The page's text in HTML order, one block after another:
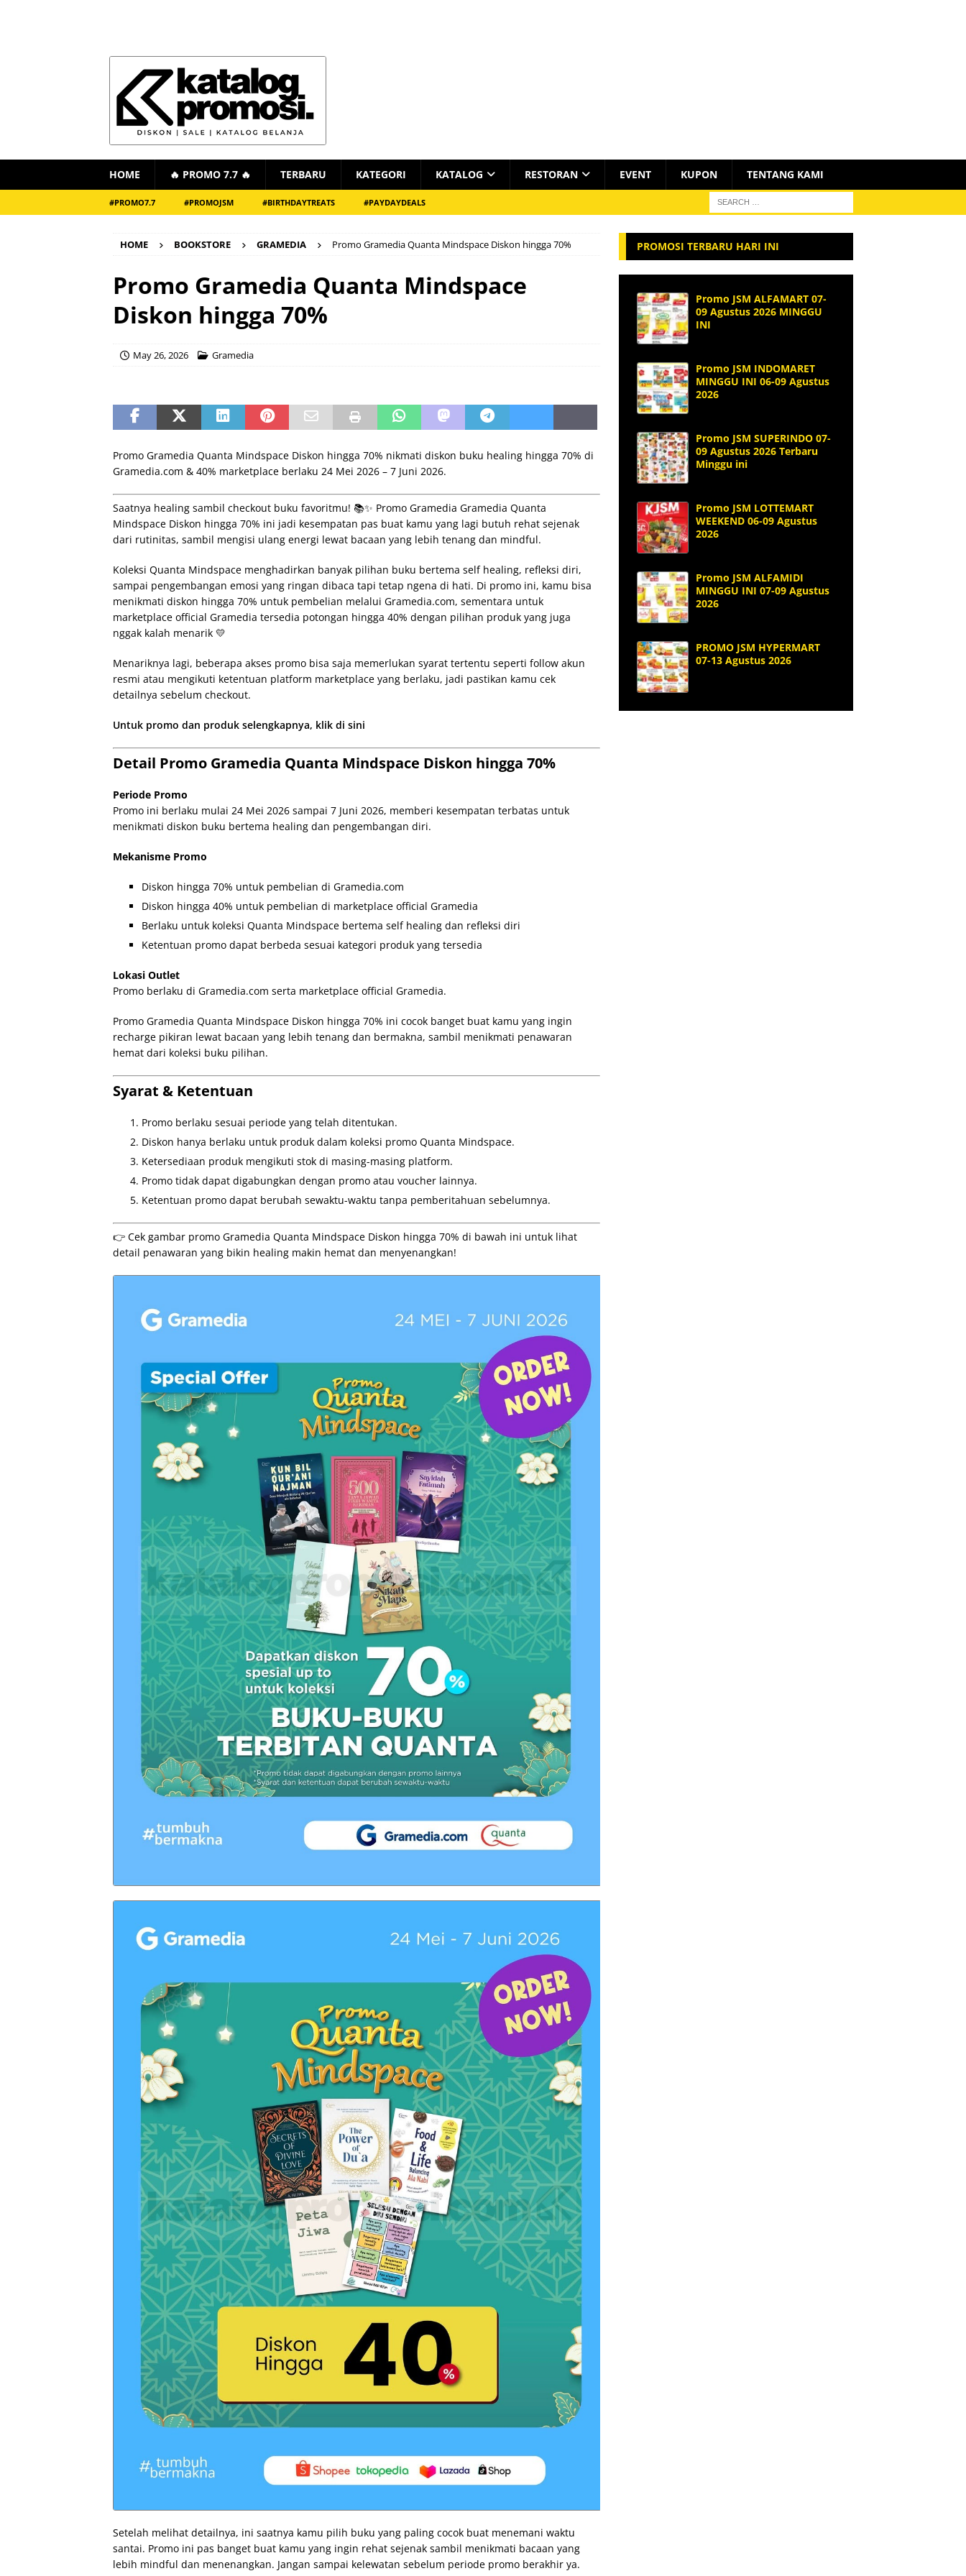
HOME 🔥 PROMO 7.7 🔥 TERBARU KATEGORI KATALOG RESTORAN EVENT KUPON TENTANG KAMI
#PROMO7.7 #PROMOJSM #BIRTHDAYTREATS #PAYDAYDEALS
HOME BOOKSTORE GRAMEDIA Promo Gramedia Quanta Mindspace Diskon hingga 70%
Promo Gramedia Quanta Mindspace
Diskon hingga 70%
May 26, 2026 Gramedia
Promo Gramedia Quanta Mindspace Diskon hingga 70% nikmati diskon buku healing hingga 70% di
Gramedia.com & 40% marketplace berlaku 24 Mei 2026 – 7 Juni 2026.
Saatnya healing sambil checkout buku favoritmu! 📚✨ Promo Gramedia Gramedia Quanta
Mindspace Diskon hingga 70% ini jadi kesempatan pas buat kamu yang lagi butuh rehat sejenak
dari rutinitas, sambil mengisi ulang energi lewat bacaan yang lebih tenang dan mindful.
Koleksi Quanta Mindspace menghadirkan banyak pilihan buku bertema self healing, refleksi diri,
sampai pengembangan emosi yang ringan dibaca tapi tetap ngena di hati. Di promo ini, kamu bisa
menikmati diskon hingga 70% untuk pembelian melalui Gramedia.com, sementara untuk
marketplace official Gramedia tersedia potongan hingga 40% dengan pilihan produk yang juga
nggak kalah menarik 💛
Menariknya lagi, beberapa akses promo bisa saja memerlukan syarat tertentu seperti follow akun
resmi atau mengikuti ketentuan platform marketplace yang berlaku, jadi pastikan kamu cek
detailnya sebelum checkout.
Untuk promo dan produk selengkapnya, klik di sini
Detail Promo Gramedia Quanta Mindspace Diskon hingga 70%
Periode Promo
Promo ini berlaku mulai 24 Mei 2026 sampai 7 Juni 2026, memberi kesempatan terbatas untuk
menikmati diskon buku bertema healing dan pengembangan diri.
Mekanisme Promo
Diskon hingga 70% untuk pembelian di Gramedia.com
Diskon hingga 40% untuk pembelian di marketplace official Gramedia
Berlaku untuk koleksi Quanta Mindspace bertema self healing dan refleksi diri
Ketentuan promo dapat berbeda sesuai kategori produk yang tersedia
Lokasi Outlet
Promo berlaku di Gramedia.com serta marketplace official Gramedia.
Promo Gramedia Quanta Mindspace Diskon hingga 70% ini cocok banget buat kamu yang ingin
recharge pikiran lewat bacaan yang lebih tenang dan bermakna, sambil menikmati penawaran
hemat dari koleksi buku pilihan.
Syarat & Ketentuan
Promo berlaku sesuai periode yang telah ditentukan.
Diskon hanya berlaku untuk produk dalam koleksi promo Quanta Mindspace.
Ketersediaan produk mengikuti stok di masing-masing platform.
Promo tidak dapat digabungkan dengan promo atau voucher lainnya.
Ketentuan promo dapat berubah sewaktu-waktu tanpa pemberitahuan sebelumnya.
👉 Cek gambar promo Gramedia Quanta Mindspace Diskon hingga 70% di bawah ini untuk lihat
detail penawaran yang bikin healing makin hemat dan menyenangkan!
Setelah melihat detailnya, ini saatnya kamu pilih buku yang paling cocok buat menemani waktu
santai. Promo ini pas banget buat kamu yang ingin rehat sejenak sambil menikmati bacaan yang
lebih mindful dan menenangkan. Jangan sampai kelewatan sebelum periode promo berakhir ya.
PROMOSI TERBARU HARI INI
Promo JSM ALFAMART 07-
09 Agustus 2026 MINGGU
INI
Promo JSM INDOMARET
MINGGU INI 06-09 Agustus
2026
Promo JSM SUPERINDO 07-
09 Agustus 2026 Terbaru
Minggu ini
Promo JSM LOTTEMART
WEEKEND 06-09 Agustus
2026
Promo JSM ALFAMIDI
MINGGU INI 07-09 Agustus
2026
PROMO JSM HYPERMART
07-13 Agustus 2026